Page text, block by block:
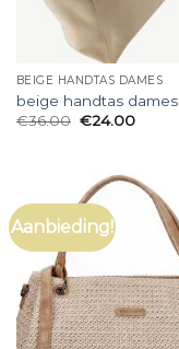
BEIGE HANDTAS DAMES
beige handtas dames
€36.00 €24.00
Aanbieding!